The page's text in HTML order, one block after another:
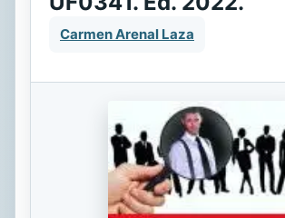
Carmen Arenal Laza